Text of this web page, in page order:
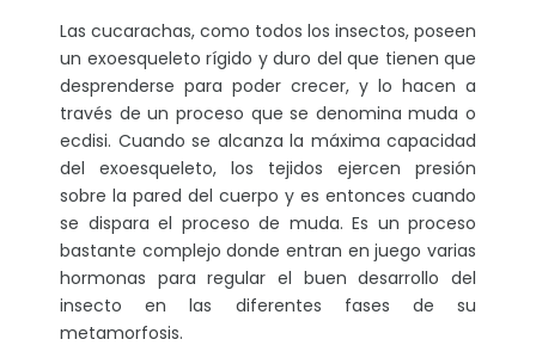
Las cucarachas, como todos los insectos, poseen
un exoesqueleto rígido y duro del que tienen que
desprenderse para poder crecer, y lo hacen a
través de un proceso que se denomina muda o
ecdisi. Cuando se alcanza la máxima capacidad
del exoesqueleto, los tejidos ejercen presión
sobre la pared del cuerpo y es entonces cuando
se dispara el proceso de muda. Es un proceso
bastante complejo donde entran en juego varias
hormonas para regular el buen desarrollo del
insecto en las diferentes fases de su
metamorfosis.